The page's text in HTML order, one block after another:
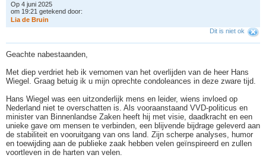
Op 4 juni 2025
om 19:21 getekend door:
Lia de Bruin
Dit is niet ok
Geachte nabestaanden,
Met diep verdriet heb ik vernomen van het overlijden van de heer Hans
Wiegel. Graag betuig ik u mijn oprechte condoleances in deze zware tijd.
Hans Wiegel was een uitzonderlijk mens en leider, wiens invloed op
Nederland niet te overschatten is. Als vooraanstaand VVD-politicus en
minister van Binnenlandse Zaken heeft hij met visie, daadkracht en een
unieke gave om mensen te verbinden, een blijvende bijdrage geleverd aan
de stabiliteit en vooruitgang van ons land. Zijn scherpe analyses, humor
en toewijding aan de publieke zaak hebben velen geïnspireerd en zullen
voortleven in de harten van velen.